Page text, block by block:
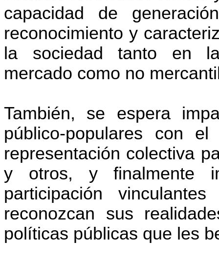
capacidad de
reconocimiento y
la sociedad tanto en
mercado como no
También, se espera
público-populares con
representación colectiva
y otros, y finalmente
participación
reconozcan sus
políticas públicas que les